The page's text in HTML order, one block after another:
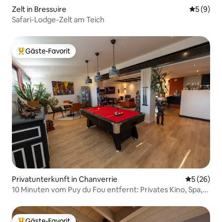
Zelt in Bressuire
5 (9)
Safari-Lodge-Zelt am Teich
Beliebter Gäste-Favorit.
Gäste-Favorit
Privatunterkunft in Chanverrie
5 (26)
10 Minuten vom Puy du Fou entfernt: Privates Kino, Spa,